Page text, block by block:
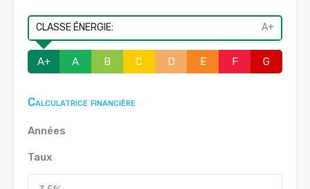
CLASSE ÉNERGIE: A+
A+ A B C D E F G
Calculatrice financière
Années
Taux